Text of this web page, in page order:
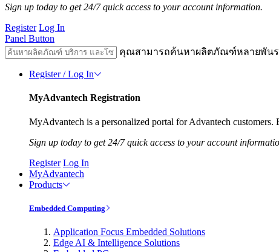
Sign up today to get 24/7 quick access to your account information.
Register Log In
Panel Button
คุณสามารถค้นหาผลิตภัณฑ์หลายพันร
Register / Log In
MyAdvantech Registration
MyAdvantech is a personalized portal for Advantech
Sign up today to get 24/7 quick access to your account
Register Log In
MyAdvantech
Products
Embedded Computing
Application Focus Embedded Solutions
Edge AI & Intelligence Solutions